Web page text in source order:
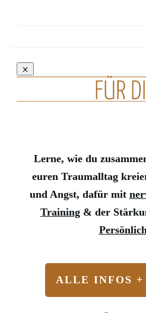
FÜR
Lerne, wie du
euren Traumalltag
und Angst, dafür mit
Training & der
ALLE INFOS